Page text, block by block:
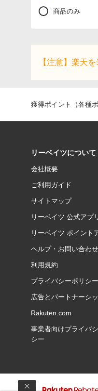
商品のみ
【注意】楽天
獲得ポイント（各種
リーベイツについて
会社概要
ご利用ガイド
サイトマップ
リーベイツ 公式アプ
リーベイツ ポイント
ヘルプ・お問い合わせ
利用規約
プライバシーポリシー
広告とパートナーシ
Rakuten.com
事業者向けプライバ
シー